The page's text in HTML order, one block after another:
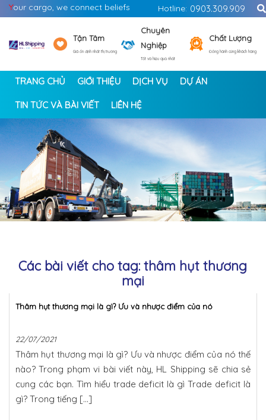
Your cargo, we connect beliefs Hotline: 0903.309.909
Tận Tâm
Giá ổn định nhất thị trường
Chuyên
Nghiệp
Tốt và hiệu quả nhất
Chất Lượng
Đồng hành cùng khách hàng
TRANG CHỦ GIỚI THIỆU DỊCH VỤ DỰ ÁN
TIN TỨC VÀ BÀI VIẾT LIÊN HỆ
< >
Các bài viết cho tag: thâm hụt thương
mại
Thâm hụt thương mại là gì? Ưu và nhược điểm của nó
22/07/2021
Thâm hụt thương mại là gì? Ưu và nhược điểm của nó thế
nào? Trong phạm vi bài viết này, HL Shipping sẽ chia sẻ
cung các bạn. Tìm hiểu trade deficit là gì Trade deficit là
gì? Trong tiếng […]